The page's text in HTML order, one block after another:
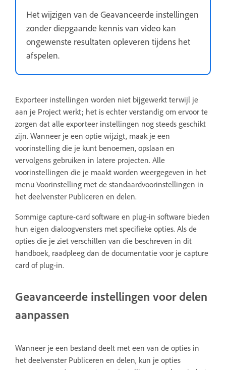
Het wijzigen van de Geavanceerde instellingen
zonder diepgaande kennis van video kan
ongewenste resultaten opleveren tijdens het
afspelen.
Exporteer instellingen worden niet bijgewerkt terwijl je
aan je Project werkt; het is echter verstandig om ervoor te
zorgen dat alle exporteer instellingen nog steeds geschikt
zijn. Wanneer je een optie wijzigt, maak je een
voorinstelling die je kunt benoemen, opslaan en
vervolgens gebruiken in latere projecten. Alle
voorinstellingen die je maakt worden weergegeven in het
menu Voorinstelling met de standaardvoorinstellingen in
het deelvenster Publiceren en delen.
Sommige capture-card software en plug-in software bieden
hun eigen dialoogvensters met specifieke opties. Als de
opties die je ziet verschillen van die beschreven in dit
handboek, raadpleeg dan de documentatie voor je capture
card of plug-in.
Geavanceerde instellingen voor delen
aanpassen
Wanneer je een bestand deelt met een van de opties in
het deelvenster Publiceren en delen, kun je opties